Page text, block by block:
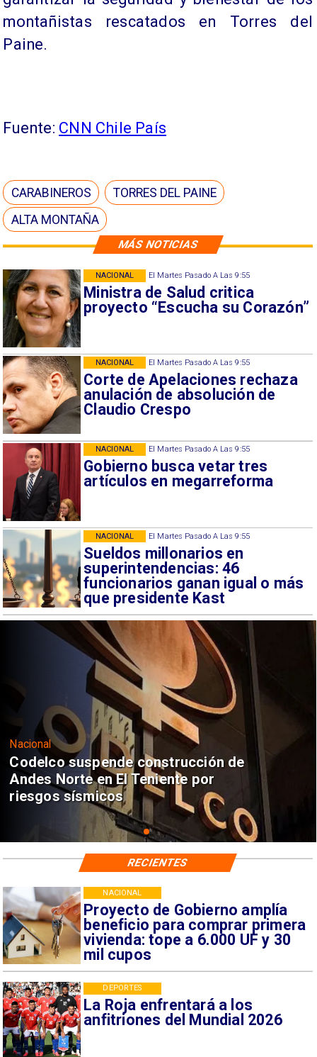
MÁS NOTICIAS
El Martes Pasado A Las 9:55
Ministra de Salud critica
proyecto “Escucha su Corazón”
NACIONAL
El Martes Pasado A Las 9:55
Corte de Apelaciones rechaza
anulación de absolución de
Claudio Crespo
NACIONAL
El Martes Pasado A Las 9:55
Gobierno busca vetar tres
artículos en megarreforma
NACIONAL
El Martes Pasado A Las 9:55
Sueldos millonarios en
superintendencias: 46
funcionarios ganan igual o más
que presidente Kast
NACIONAL
montañistas rescatados en Torres del
Paine.
Fuente: CNN Chile País
CARABINEROS
TORRES DEL PAINE
ALTA MONTAÑA
Nacional
Codelco suspende construcción de
Andes Norte en El Teniente por
riesgos sísmicos
Proyecto de Gobierno amplía
beneficio para comprar primera
vivienda: tope a 6.000 UF y 30
mil cupos
NACIONAL
La Roja enfrentará a los
anfitriones del Mundial 2026
DEPORTES
RECIENTES